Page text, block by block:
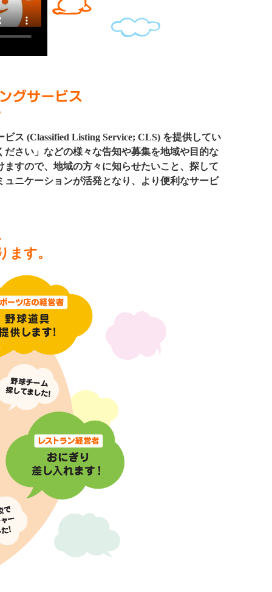
ス (Classified Listing Service; CLS) を提供してい
さい」などの様々な告知や募集を地域や目的な
すので、地域の方々に知らせたいこと、探して
ニケーションが活発となり、より便利なサービ
す。